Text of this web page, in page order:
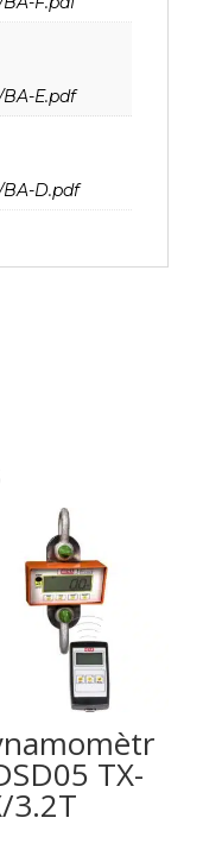
E.pdf
D.pdf
TX-
3.2T